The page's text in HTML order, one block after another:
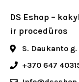
DS Eshop –
ir procedūros
S. Daukanto
+370 647